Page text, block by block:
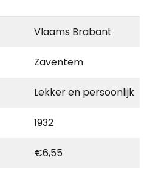
Vlaams Brabant
Zaventem
Lekker en persoonlijk
1932
€6,55